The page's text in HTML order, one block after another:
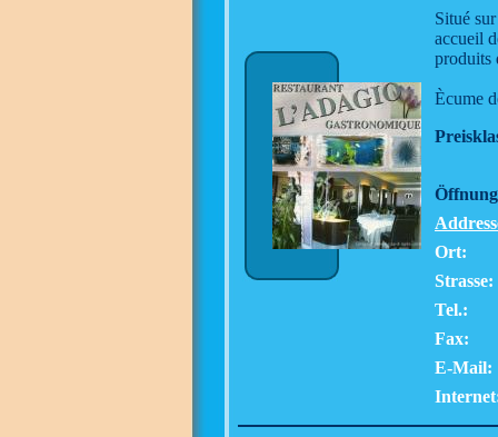
Situé
accueil
produits
Ècume
Ort:
Strasse:
Tel.:
Fax:
E-Mail: